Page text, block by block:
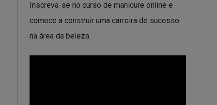
Inscreva-se no curso de manicure online e
comece a construir uma carreira de sucesso
na área da beleza.